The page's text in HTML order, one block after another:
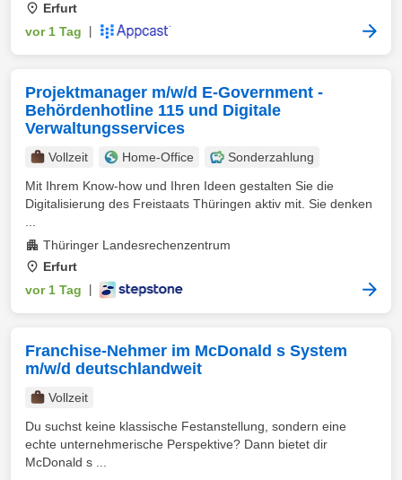
Erfurt
vor 1 Tag
Projektmanager m/w/d E-Government -
Behördenhotline 115 und Digitale
Verwaltungsservices
Vollzeit Home-Office
Sonderzahlung
Mit Ihrem Know-how und Ihren Ideen gestalten Sie die
Digitalisierung des Freistaats Thüringen aktiv mit. Sie denken
Thüringer Landesrechenzentrum
Erfurt
vor 1 Tag
Franchise-Nehmer im McDonald s System
m/w/d deutschlandweit
Vollzeit
Du suchst keine klassische Festanstellung, sondern eine
echte unternehmerische Perspektive? Dann bietet dir
McDonald s ...